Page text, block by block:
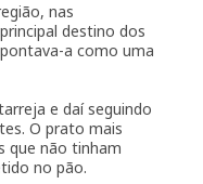
nas
destino dos
a como uma
e daí seguindo
O prato mais
que não tinham
no pão.